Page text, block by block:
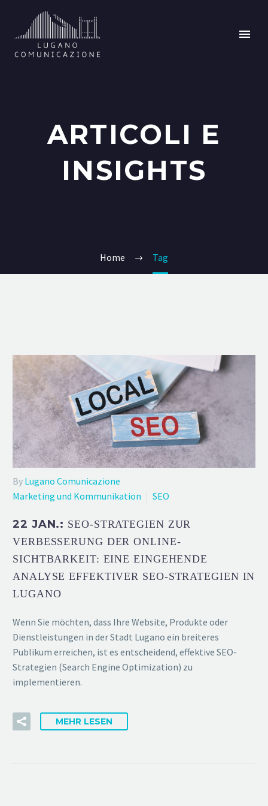
ARTICOLI E
INSIGHTS
Home Tag
By Lugano Comunicazione
Marketing und Kommunikation
SEO
22 JAN.: SEO-STRATEGIEN ZUR
VERBESSERUNG DER ONLINE-
SICHTBARKEIT: EINE EINGEHENDE
ANALYSE EFFEKTIVER SEO-STRATEGIEN IN
LUGANO
Wenn Sie möchten, dass Ihre Website, Produkte oder
Dienstleistungen in der Stadt Lugano ein breiteres
Publikum erreichen, ist es entscheidend, effektive SEO-
Strategien (Search Engine Optimization) zu
implementieren.
MEHR LESEN